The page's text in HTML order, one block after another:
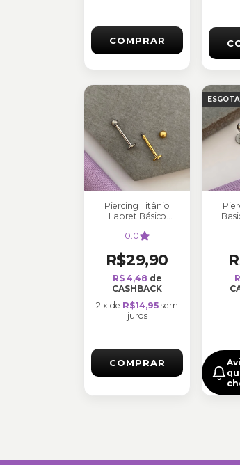
COMPRAR
Piercing Titânio
Labret Básico
0.0
R$29,90
R$ 4,48 de
CASHBACK
2 x de R$14,95 sem
juros
COMPRAR